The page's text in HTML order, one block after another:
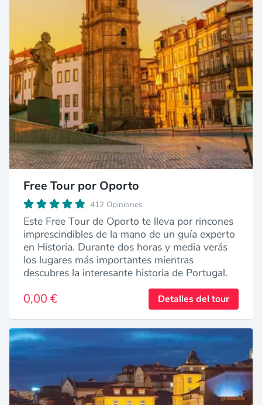
Free Tour por Oporto
412 Opiniones
Este Free Tour de Oporto te lleva por rincones
imprescindibles de la mano de un guía experto
en Historia. Durante dos horas y media verás
los lugares más importantes mientras
descubres la interesante historia de Portugal.
0,00 € Detalles del tour